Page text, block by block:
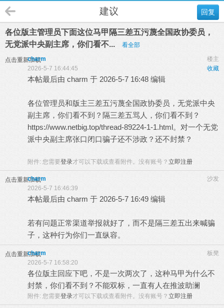
回复
建议
各位版主管理员下面这位马甲隔三差五污蔑全国政协委员，
无党派中央副主席，你们看不...
看全部
点击重新加载 楼主
charm
收藏
2026-5-7 16:44:45
本帖最后由 charm 于 2026-5-7 16:48 编辑
各位管理员和版主三差五污蔑全国政协委员，无党派中央
副主席，你们看不到？隔三差五骂人，你们看不到？
https://www.netbig.top/thread-89224-1-1.html。对一个无党
派中央副主席张口闭口骗子还不涉政？还不封禁？
附件: 您需要登录才可以下载或查看附件。没有账号？ 立即注册
点击重新加载 沙发
charm
2026-5-7 16:46:39
本帖最后由 charm 于 2026-5-7 16:49 编辑
若有问题正常渠道举报就好了，而不是隔三差五出来喊骗
子，这种行为你们一直纵容。
点击重新加载 板凳
charm
2026-5-7 16:58:20
各位版主回应下吧，不是一次两次了，这种马甲为什么不
封禁，你们看不到？不能双标，一直有人在推波助澜
附件: 您需要登录才可以下载或查看附件。没有账号？ 立即注册